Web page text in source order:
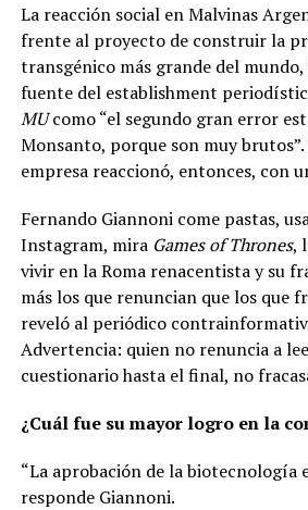
La reacción social en Malvinas
frente al proyecto de construir la
transgénico más grande del
fuente del establishment
MUcomo “el segundo gran error
Monsanto, porque son muy
empresa reaccionó, entonces, con
Fernando Giannoni come pastas,
Instagram, mira Games of Thrones,
vivir en la Roma renacentista y su
más los que renuncian que los que
reveló al periódico
Advertencia: quien no renuncia a
cuestionario hasta el final, no
¿Cuál fue su mayor logro en la
“La aprobación de la biotecnología
responde Giannoni.